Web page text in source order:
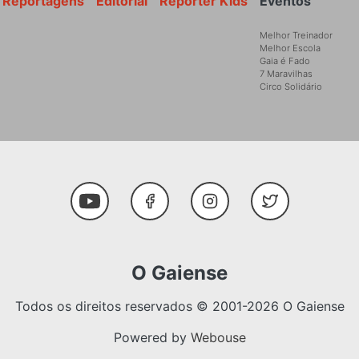
Melhor Treinador
Melhor Escola
Gaia é Fado
7 Maravilhas
Circo Solidário
Social Media
Youtube FacebookInstagramTwitter
O Gaiense
Todos os direitos reservados © 2001-2026 O Gaiense
Powered by Webouse